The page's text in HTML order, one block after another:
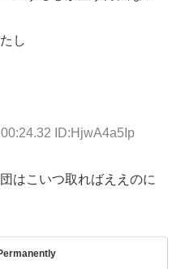
し
ID:HjwA4a5Ip
はこいつ取ればええのに